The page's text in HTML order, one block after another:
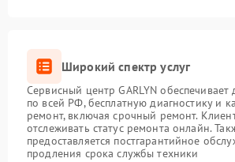
Широкий спектр услуг
Сервисный центр GARLYN обеспечивает
по всей РФ, бесплатную диагностику и
ремонт, включая срочный ремонт.
отслеживать статус ремонта онлайн.
предоставляется постгарантийное
продления срока службы техники